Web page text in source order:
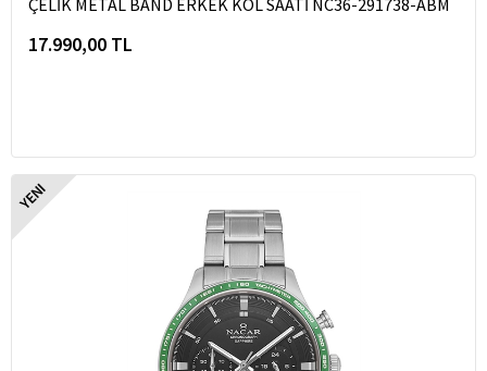
ÇELİK METAL BAND ERKEK KOL SAATİ NC36-291738-ABM
17.990,00 TL
YENI